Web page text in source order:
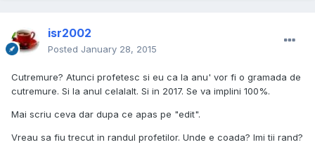
isr2002
Posted January 28, 2015
Cutremure? Atunci profetesc si eu ca la anu' vor fi o gramada de
cutremure. Si la anul celalalt. Si in 2017. Se va implini 100%.
Mai scriu ceva dar dupa ce apas pe "edit".
Vreau sa fiu trecut in randul profetilor. Unde e coada? Imi tii rand?